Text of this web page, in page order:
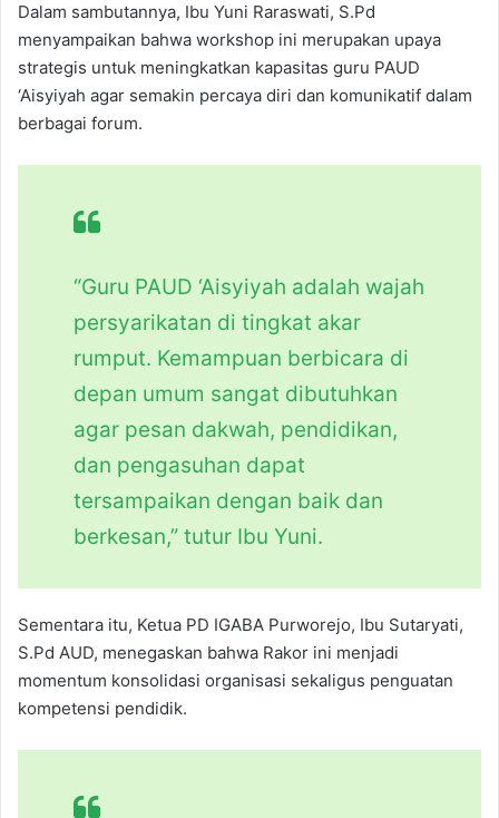
Dalam sambutannya, Ibu Yuni Raraswati, S.Pd
menyampaikan bahwa workshop ini merupakan upaya
strategis untuk meningkatkan kapasitas guru PAUD
‘Aisyiyah agar semakin percaya diri dan komunikatif dalam
berbagai forum.
“Guru PAUD ‘Aisyiyah adalah wajah
persyarikatan di tingkat akar
rumput. Kemampuan berbicara di
depan umum sangat dibutuhkan
agar pesan dakwah, pendidikan,
dan pengasuhan dapat
tersampaikan dengan baik dan
berkesan,” tutur Ibu Yuni.
Sementara itu, Ketua PD IGABA Purworejo, Ibu Sutaryati,
S.Pd AUD, menegaskan bahwa Rakor ini menjadi
momentum konsolidasi organisasi sekaligus penguatan
kompetensi pendidik.